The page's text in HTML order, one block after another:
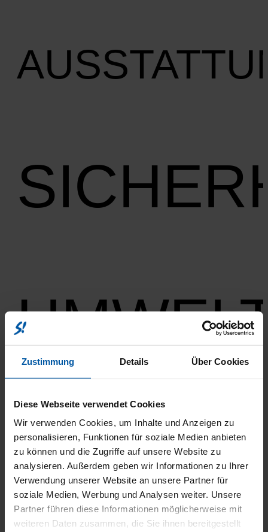
Zustimmung Details Über Cookies
Diese Webseite verwendet Cookies
Wir verwenden Cookies, um Inhalte und Anzeigen zu
personalisieren, Funktionen für soziale Medien anbieten
zu können und die Zugriffe auf unsere Website zu
analysieren. Außerdem geben wir Informationen zu Ihrer
Verwendung unserer Website an unsere Partner für
soziale Medien, Werbung und Analysen weiter. Unsere
Partner führen diese Informationen möglicherweise mit
weiteren Daten zusammen, die Sie ihnen bereitgestellt